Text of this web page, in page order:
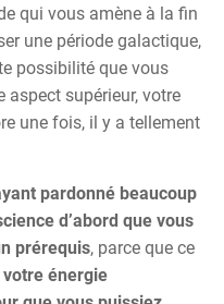
qui vous amène à la fin
une période galactique,
possibilité que vous
aspect supérieur, votre
une fois, il y a tellement
pardonné beaucoup
d’abord que vous
prérequis, parce que ce
énergie